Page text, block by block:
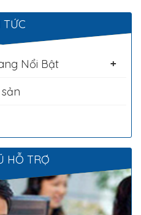
TỨC
+
Nổi Bật
HỖ TRỢ